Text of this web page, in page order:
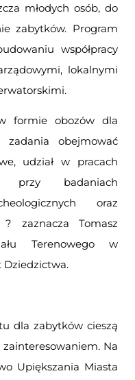
młodych osób, do
zabytków. Program
współpracy
lokalnymi
formie obozów dla
zadania obejmować
udział w pracach
przy badaniach
oraz
zaznacza Tomasz
Terenowego w
Dziedzictwa.
dla zabytków cieszą
Na
Upiększania Miasta